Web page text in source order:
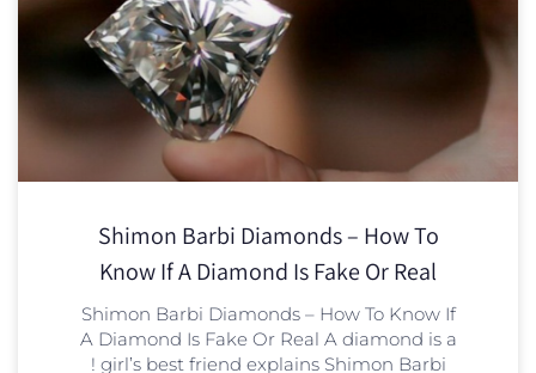
Shimon Barbi Diamonds – How To
Know If A Diamond Is Fake Or Real
Shimon Barbi Diamonds – How To Know If
A Diamond Is Fake Or Real A diamond is a
girl’s best friend explains Shimon Barbi !